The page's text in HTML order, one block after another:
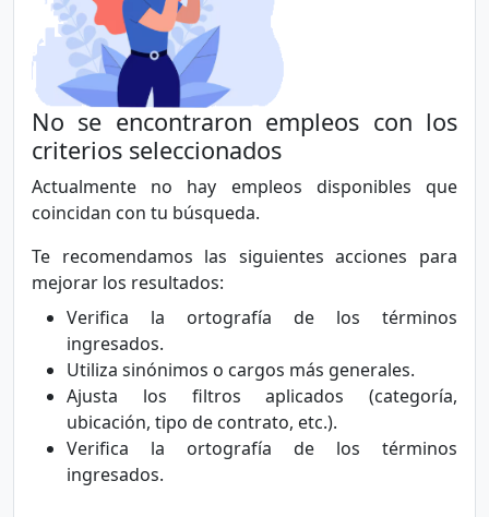
Sociología y Trabajo Social
Técnologia, Sistemas y Comunicaciones
No se encontraron empleos con los
criterios seleccionados
Actualmente no hay empleos disponibles que
coincidan con tu búsqueda.
Te recomendamos las siguientes acciones para
mejorar los resultados:
Verifica la ortografía de los términos
ingresados.
Utiliza sinónimos o cargos más generales.
Ajusta los filtros aplicados (categoría,
ubicación, tipo de contrato, etc.).
Verifica la ortografía de los términos
ingresados.